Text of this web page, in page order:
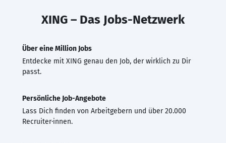
XING – Das Jobs-Netzwerk
Über eine Million Jobs
Entdecke mit XING genau den Job, der wirklich zu Dir
passt.
Persönliche Job-Angebote
Lass Dich finden von Arbeitgebern und über 20.000
Recruiter·innen.